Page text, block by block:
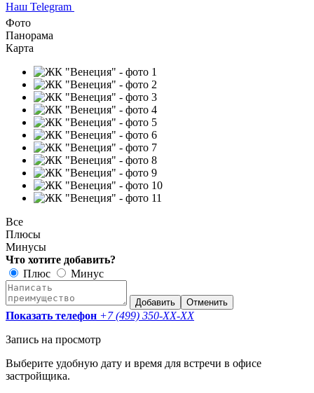
Наш Telegram
Фото
Панорама
Карта
Все
Плюсы
Минусы
Что хотите добавить?
Плюс
Минус
Добавить Отменить
Показать телефон +7 (499) 350-XX-XX
Запись на просмотр
Выберите удобную дату и время для встречи в офисе
застройщика.